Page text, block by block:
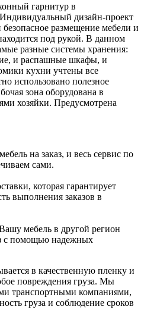
гарнитур в
дизайн-проект
размещение мебели и
под рукой. В данном
разные системы хранения:
и распашные шкафы, и
кухни учтены все
использовано полезное
зона оборудована в
хозяйки. Предусмотрена
на заказ, и весь сервис по
сами.
которая гарантирует
выполнения заказов в
мебель в другой регион
с помощью надежных
в качественную пленку и
повреждения груза. Мы
транспортными компаниями,
груза и соблюдение сроков